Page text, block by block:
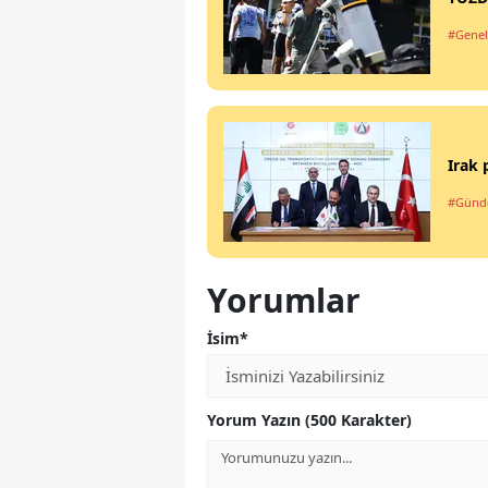
#Genel
Irak
Yorumlar
İsim*
Yorum Yazın (500 Karakter)